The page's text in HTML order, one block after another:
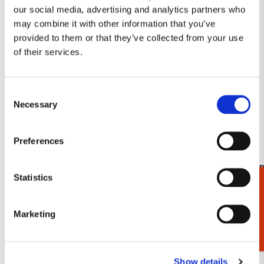
our social media, advertising and analytics partners who
may combine it with other information that you’ve
provided to them or that they’ve collected from your use
of their services.
Selection
Necessary
Preferences
Statistics
Marketing
Show details
verlanglijst
Elegance, Janneke Brinkman-Salentijn
katten, Cadeaukiezer